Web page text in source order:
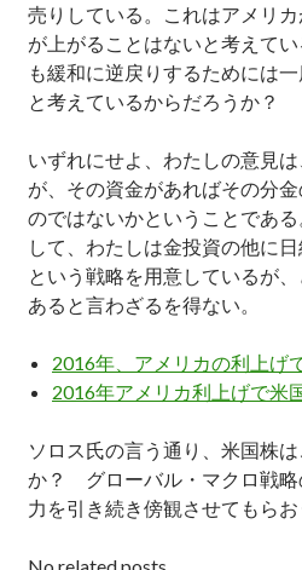
売りしている。これはアメリ
が上がることはないと考えて
も緩和に逆戻りするためには
と考えているからだろうか？
いずれにせよ、わたしの意見
が、その資金があればその分
のではないかということであ
して、わたしは金投資の他に
という戦略を用意しているが
あると言わざるを得ない。
2016年、アメリカの利上げ
2016年アメリカ利上げで米
ソロス氏の言う通り、米国株
か？ グローバル・マクロ戦略
力を引き続き傍観させてもらお